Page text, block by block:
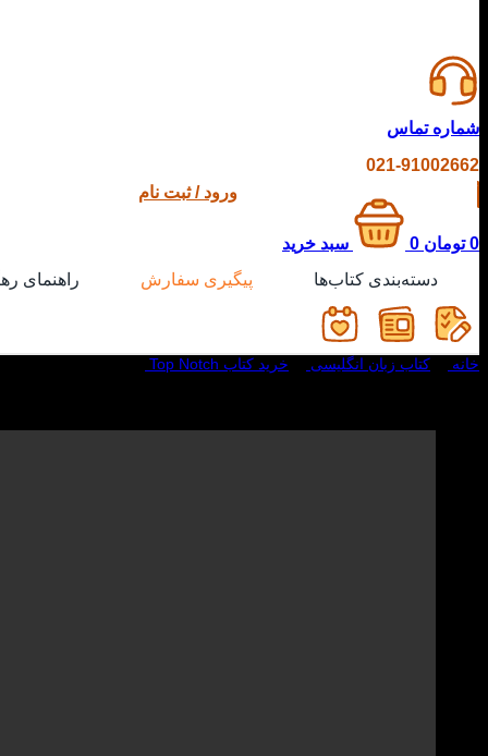
شماره تماس
021-91002662
ورود / ثبت نام
0 تومان 0
سبد خرید
دسته‌بندی کتاب‌ها
پیگیری سفارش راهنمای
خانه کتاب زبان انگلیسی خرید کتاب Top Notch